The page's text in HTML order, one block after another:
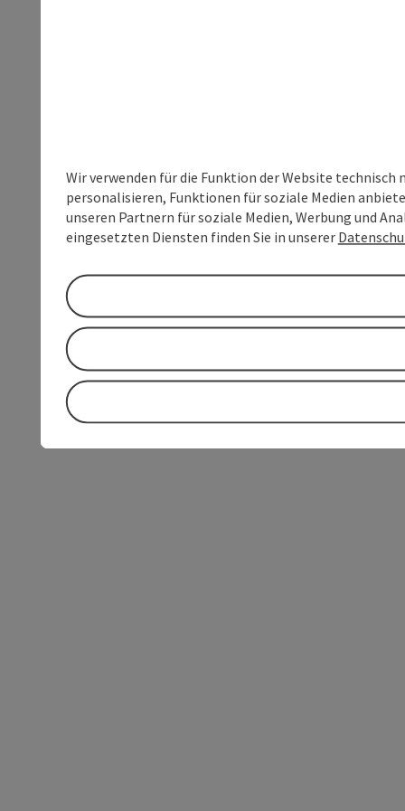
Wir verwenden für die Funktion der Website
personalisieren, Funktionen für soziale Medien
unseren Partnern für soziale Medien, Werbung und
eingesetzten Diensten finden Sie in unserer